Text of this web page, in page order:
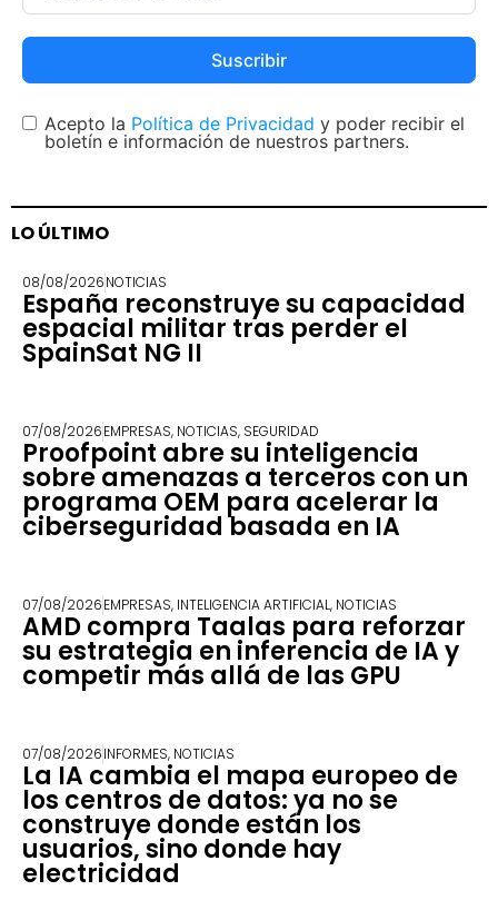
Suscribir
Acepto la Política de Privacidad y poder recibir el
boletín e información de nuestros partners.
LO ÚLTIMO
08/08/2026NOTICIAS
España reconstruye su capacidad
espacial militar tras perder el
SpainSat NG II
07/08/2026EMPRESAS, NOTICIAS, SEGURIDAD
Proofpoint abre su inteligencia
sobre amenazas a terceros con un
programa OEM para acelerar la
ciberseguridad basada en IA
07/08/2026EMPRESAS, INTELIGENCIA ARTIFICIAL, NOTICIAS
AMD compra Taalas para reforzar
su estrategia en inferencia de IA y
competir más allá de las GPU
07/08/2026INFORMES, NOTICIAS
La IA cambia el mapa europeo de
los centros de datos: ya no se
construye donde están los
usuarios, sino donde hay
electricidad